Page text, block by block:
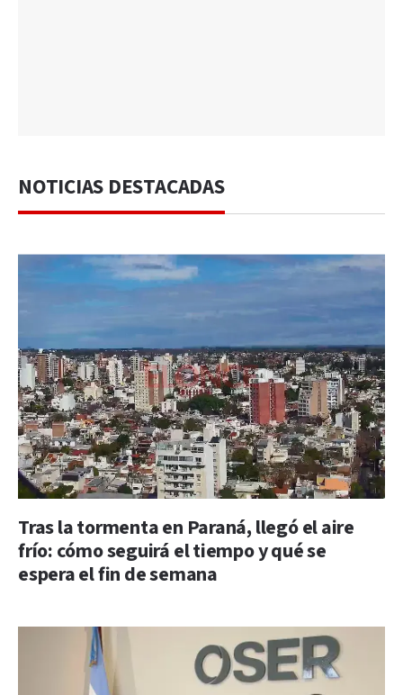
NOTICIAS DESTACADAS
Tras la tormenta en Paraná, llegó el aire
frío: cómo seguirá el tiempo y qué se
espera el fin de semana